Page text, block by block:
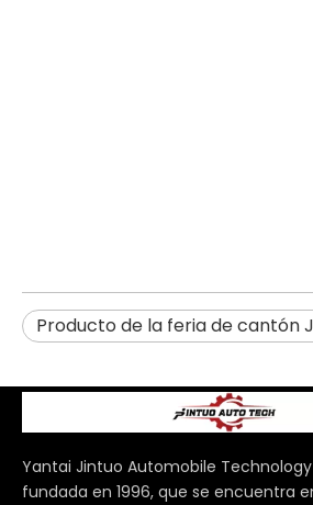
Producto de la feria de cantón
Yantai Jintuo Automobile Technology
fundada en 1996, que se encuentra